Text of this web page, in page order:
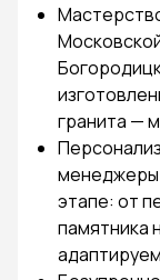
гранита —
менеджеры
этапе: от
памятника